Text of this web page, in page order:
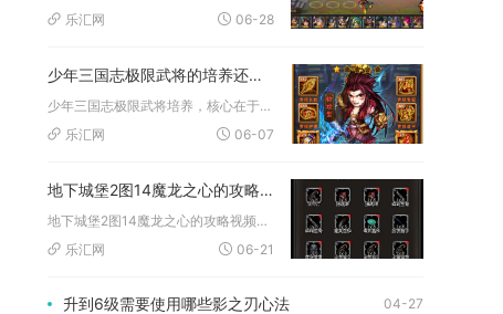
乐汇网
06-28
少年三国志极限武将的培养还有哪些值得探索的方法
少年三国志极限武将培养，核心在于资源极致倾斜与多维系统深挖，...
乐汇网
06-07
地下城堡2图14魔龙之心的攻略视频在哪里
地下城堡2图14魔龙之心的攻略视频主要集中在B站、抖音及快手...
乐汇网
06-21
升到6级需要使用哪些影之刃心法 04-27